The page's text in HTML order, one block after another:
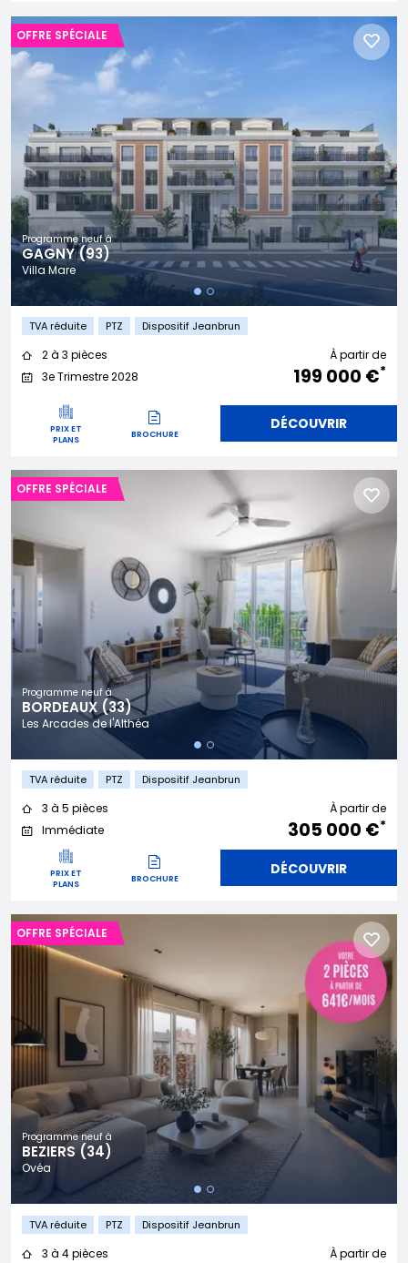
Programme neuf à
GAGNY (93)
Villa Mare
OFFRE SPÉCIALE
TVA réduite PTZ Dispositif Jeanbrun
2 à 3 pièces
3e Trimestre 2028
À partir de
199 000 €*
PRIX ET
PLANS
BROCHURE
DÉCOUVRIR
Programme neuf à
BORDEAUX (33)
Les Arcades de l'Althéa
OFFRE SPÉCIALE
TVA réduite PTZ Dispositif Jeanbrun
3 à 5 pièces
Immédiate
À partir de
305 000 €*
PRIX ET
PLANS
BROCHURE
DÉCOUVRIR
Programme neuf à
BEZIERS (34)
Ovéa
OFFRE SPÉCIALE
TVA réduite PTZ Dispositif Jeanbrun
3 à 4 pièces
À partir de